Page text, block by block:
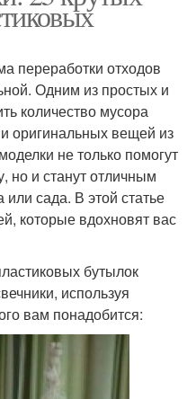
переработки отходов
Одним из простых и
количество мусора
оригинальных вещей из
не только помогут
но и станут отличным
сада. В этой статье
которые вдохновят вас
бутылок
используя
вам понадобится: